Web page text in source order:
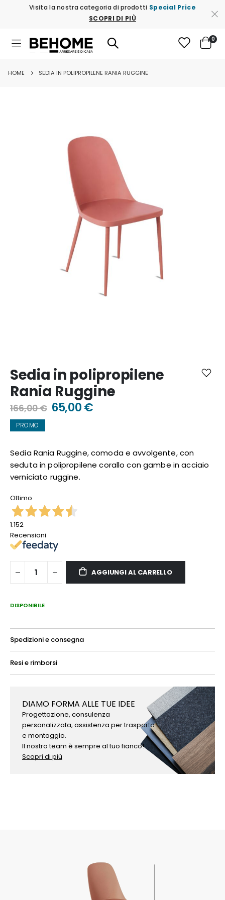
Visita la nostra categoria di prodotti Special Price
SCOPRI DI PIÙ
Toggle
Nav
Cart
0
HOME SEDIA IN POLIPROPILENE RANIA RUGGINE
della
galleria
di
Sedia in polipropilene
Rania Ruggine
166,00 € 65,00 €
PROMO
Sedia Rania Ruggine, comoda e avvolgente, con
seduta in polipropilene corallo con gambe in acciaio
verniciato ruggine.
Ottimo
1.152
Recensioni
AGGIUNGI AL CARRELLO
DISPONIBILE
Spedizioni e consegna
Resi e rimborsi
DIAMO FORMA ALLE TUE IDEE
Progettazione, consulenza
personalizzata, assistenza per trasporto
e montaggio.
Il nostro team è sempre al tuo fianco!
Scopri di più